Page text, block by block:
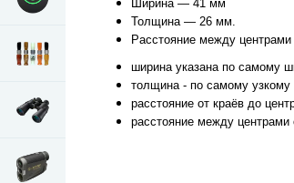
Ширина — 41 мм
Толщина — 26 мм.
Расстояние между
ширина указана по самому
толщина - по самому узкому
расстояние от краёв до
расстояние между центрами